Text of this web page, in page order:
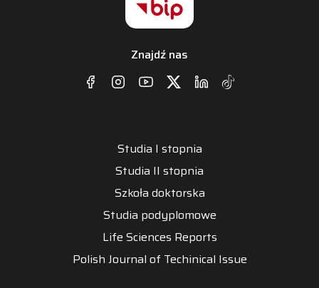
Znajdź nas
Studia I stopnia
Studia II stopnia
Szkoła doktorska
Studia podyplomowe
Life Sciences Reports
Polish Journal of Techinical Issue